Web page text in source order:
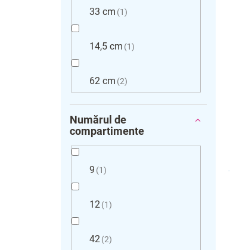
33 cm 1
14,5 cm 1
62 cm 2
Numărul de
compartimente
9 1
12 1
42 2